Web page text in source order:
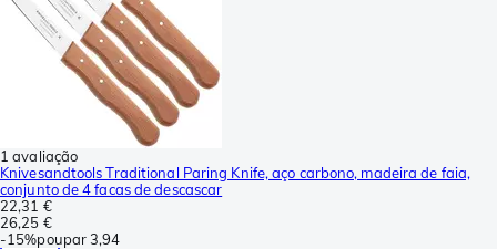
1 avaliação
Knivesandtools Traditional Paring Knife, aço carbono, madeira de faia,
conjunto de 4 facas de descascar
22,31 €
26,25 €
-15%poupar3,94